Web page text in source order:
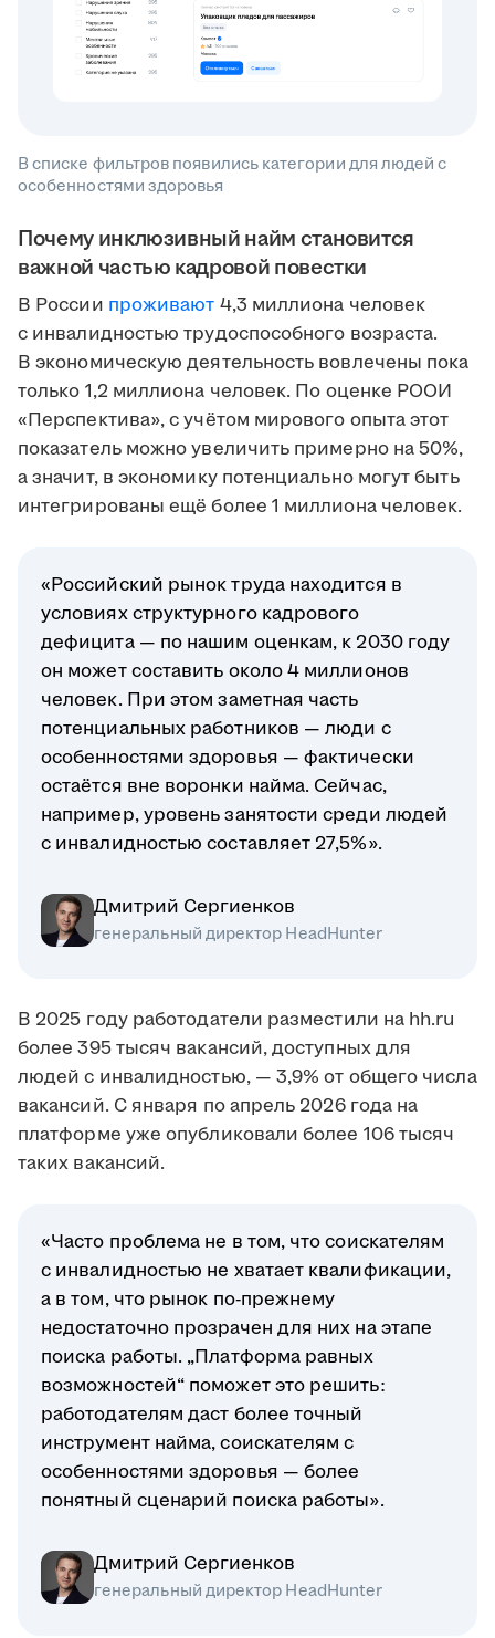
В списке фильтров появились категории для людей с
особенностями здоровья
Почему инклюзивный найм становится
важной частью кадровой повестки
В России проживают 4,3 миллиона человек
с инвалидностью трудоспособного возраста.
В экономическую деятельность вовлечены пока
только 1,2 миллиона человек. По оценке РООИ
«Перспектива», с учётом мирового опыта этот
показатель можно увеличить примерно на 50%,
а значит, в экономику потенциально могут быть
интегрированы ещё более 1 миллиона человек.
«Российский рынок труда находится в
условиях структурного кадрового
дефицита — по нашим оценкам, к 2030 году
он может составить около 4 миллионов
человек. При этом заметная часть
потенциальных работников — люди с
особенностями здоровья — фактически
остаётся вне воронки найма. Сейчас,
например, уровень занятости среди людей
с инвалидностью составляет 27,5%».
Дмитрий Сергиенков
генеральный директор HeadHunter
В 2025 году работодатели разместили на hh.ru
более 395 тысяч вакансий, доступных для
людей с инвалидностью, — 3,9% от общего числа
вакансий. С января по апрель 2026 года на
платформе уже опубликовали более 106 тысяч
таких вакансий.
«Часто проблема не в том, что соискателям
с инвалидностью не хватает квалификации,
а в том, что рынок по-прежнему
недостаточно прозрачен для них на этапе
поиска работы. „Платформа равных
возможностей“ поможет это решить:
работодателям даст более точный
инструмент найма, соискателям с
особенностями здоровья — более
понятный сценарий поиска работы».
Дмитрий Сергиенков
генеральный директор HeadHunter